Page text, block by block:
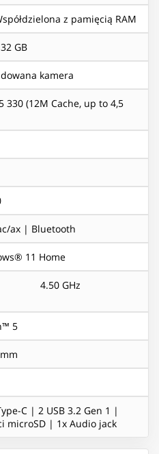
z pamięcią RAM
32 GB
kamera
330 (12M Cache, up to 4,5
ax | Bluetooth
11 Home
4.50 GHz
5
C | 2 USB 3.2 Gen 1 |
microSD | 1x Audio jack